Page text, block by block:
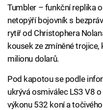
Tumbler – funkční replika
netopýří bojovník s
rytíř od Christophera
kousek ze zmíněné trojice,
milionu dolarů.
Pod kapotou se podle
ukrývá osmiválec LS3 V8
výkonu 532 koní a